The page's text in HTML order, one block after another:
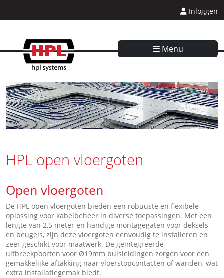
Inloggen
Menu
HPL open vloergoten
Open vloergoten
De HPL open vloergoten bieden een robuuste en flexibele
oplossing voor kabelbeheer in diverse toepassingen. Met een
lengte van 2,5 meter en handige montagegaten voor deksels
en beugels, zijn deze vloergoten eenvoudig te installeren en
zeer geschikt voor maatwerk. De geïntegreerde
uitbreekpoorten voor Ø19mm buisleidingen zorgen voor een
gemakkelijke aftakking naar vloerstopcontacten of wanden, wat
extra installatiegemak biedt.